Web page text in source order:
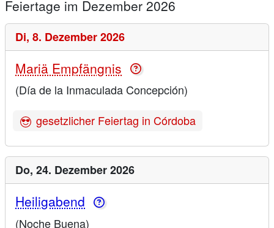
Feiertage im Dezember 2026
Di, 8. Dezember 2026
Mariä Empfängnis
(Día de la Inmaculada Concepción)
gesetzlicher Feiertag in Córdoba
Do, 24. Dezember 2026
Heiligabend
(Noche Buena)